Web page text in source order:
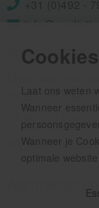
Cookies
Laat ons weten
Wanneer
Wanneer je
optimale website
info@medivit.nl
Openingstijden:
08.00 - 12.30u
13.00 - 16.00u
Wij pauzeren
Aanmelden